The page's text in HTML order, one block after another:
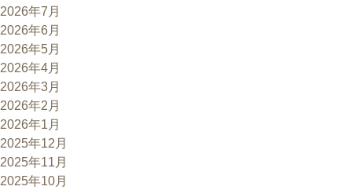
2026年7月
2026年6月
2026年5月
2026年4月
2026年3月
2026年2月
2026年1月
2025年12月
2025年11月
2025年10月